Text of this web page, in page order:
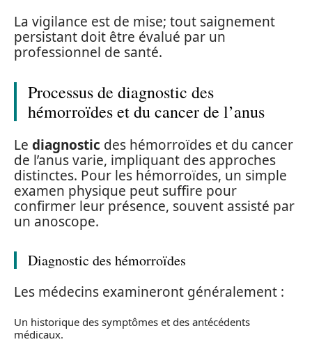
La vigilance est de mise; tout saignement
persistant doit être évalué par un
professionnel de santé.
Processus de diagnostic des
hémorroïdes et du cancer de l’anus
Le diagnostic des hémorroïdes et du cancer
de l’anus varie, impliquant des approches
distinctes. Pour les hémorroïdes, un simple
examen physique peut suffire pour
confirmer leur présence, souvent assisté par
un anoscope.
Diagnostic des hémorroïdes
Les médecins examineront généralement :
Un historique des symptômes et des antécédents
médicaux.